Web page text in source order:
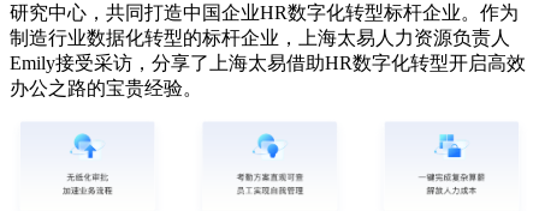
研究中心，共同打造中国企业HR数字化转型标杆企业。作为
制造行业数据化转型的标杆企业，上海太易人力资源负责人
Emily接受采访，分享了上海太易借助HR数字化转型开启高效
办公之路的宝贵经验。